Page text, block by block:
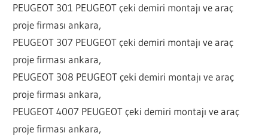
PEUGEOT 301 PEUGEOT çeki demiri montajı ve araç
proje firması ankara,
PEUGEOT 307 PEUGEOT çeki demiri montajı ve araç
proje firması ankara,
PEUGEOT 308 PEUGEOT çeki demiri montajı ve araç
proje firması ankara,
PEUGEOT 4007 PEUGEOT çeki demiri montajı ve araç
proje firması ankara,